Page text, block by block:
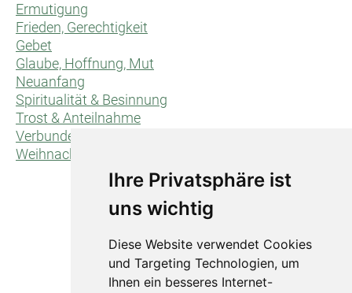
Ihre Privatsphäre ist
uns wichtig
Diese Website verwendet Cookies
und Targeting Technologien, um
Ihnen ein besseres Internet-
Ermutigung
Frieden, Gerechtigkeit
Gebet
Glaube, Hoffnung, Mut
Neuanfang
Spiritualität & Besinnung
Trost & Anteilnahme
Verbundenheit/für dich/für uns
Weihnachten